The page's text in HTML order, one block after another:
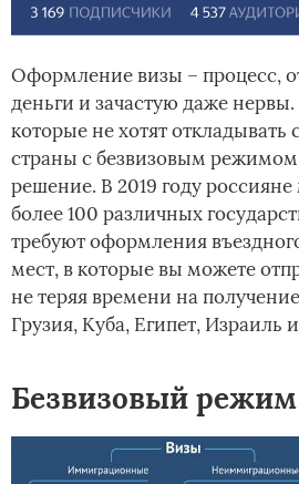
Оформление визы – процесс,
деньги и зачастую даже нервы.
которые не хотят откладывать
страны с безвизовым
решение. В 2019 году россияне
более 100 различных
требуют оформления
мест, в которые вы можете
не теряя времени на
Грузия, Куба, Египет, Израиль
Безвизовый режим